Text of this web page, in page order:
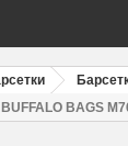
BAGS